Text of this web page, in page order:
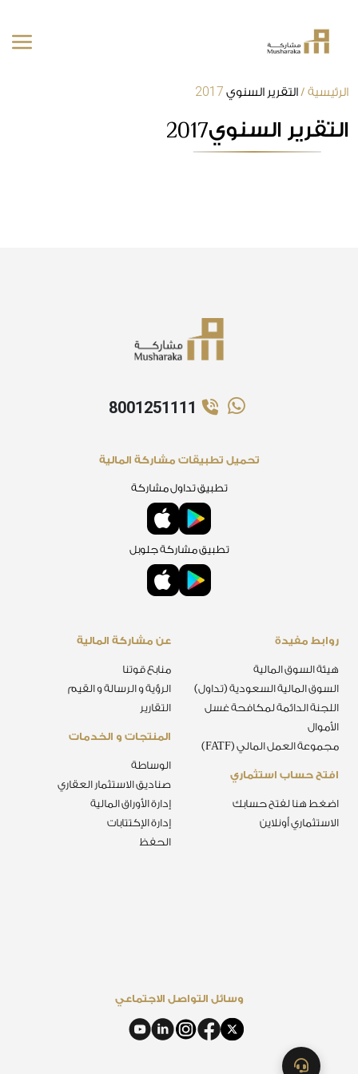
تخطى
المحتوى
الرئيسية /التقرير السنوي 2017
التقرير السنوي2017
8001251111
المنتجات و الخدمات
الوساطة
صناديق الاستثمار العقاري
إدارة الأوراق المالية
إدارة الإكتتابات
الحفظ
عن مشاركة المالية
منابع قوتنا
الرؤية و الرسالة و القيم
التقارير
افتح حساب استثماري
اضغط هنا لفتح حسابك
الاستثماري أونلاين
روابط مفيدة
هيئة السوق المالية
السوق المالية السعودية (تداول)
اللجنة الدائمة لمكافحة غسل
الأموال
مجموعة العمل المالي (FATF)
تحميل تطبيقات مشاركة المالية
تطبيق تداول مشاركة
تطبيق مشاركة جلوبل
وسائل التواصل الاجتماعي